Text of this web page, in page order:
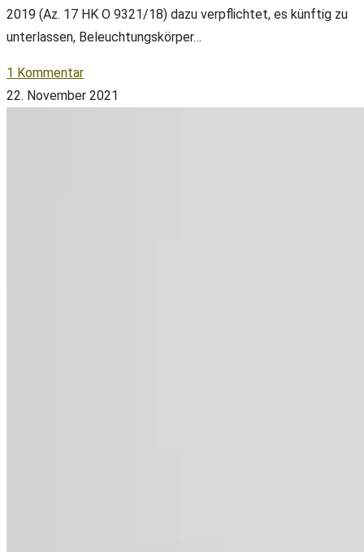
2019 (Az. 17 HK O 9321/18) dazu verpflichtet, es künftig zu
unterlassen, Beleuchtungskörper…
1 Kommentar
22. November 2021